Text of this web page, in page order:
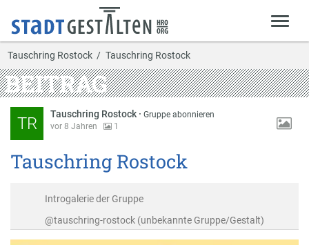
Tauschring Rostock Tauschring Rostock
BEITRAG
TR Tauschring Rostock ·Gruppe abonnieren
vor 8 Jahren
1
Tauschring Rostock
Introgalerie der Gruppe
@tauschring-rostock (unbekannte Gruppe/Gestalt)